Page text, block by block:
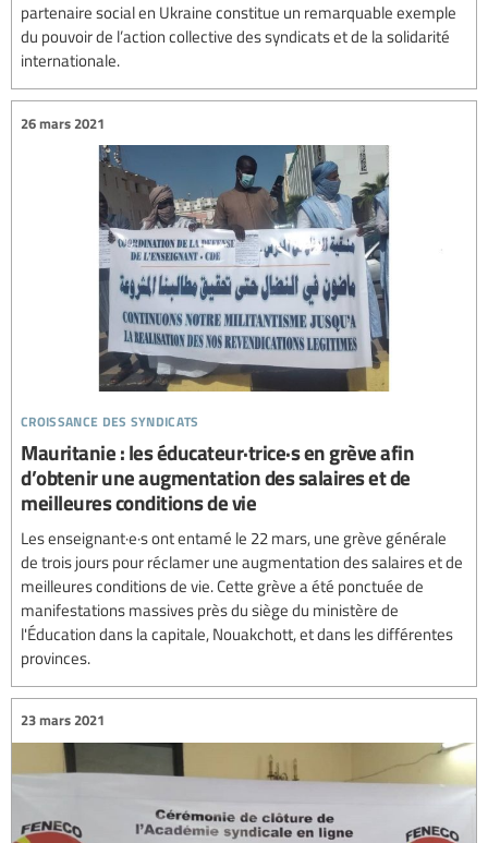
partenaire social en Ukraine constitue un remarquable exemple
du pouvoir de l’action collective des syndicats et de la solidarité
internationale.
croissance des syndicats
26 mars 2021
Mauritanie : les éducateur·trice·s en grève afin
d’obtenir une augmentation des salaires et de
meilleures conditions de vie
Les enseignant·e·s ont entamé le 22 mars, une grève générale
de trois jours pour réclamer une augmentation des salaires et de
meilleures conditions de vie. Cette grève a été ponctuée de
manifestations massives près du siège du ministère de
l'Éducation dans la capitale, Nouakchott, et dans les différentes
provinces.
23 mars 2021